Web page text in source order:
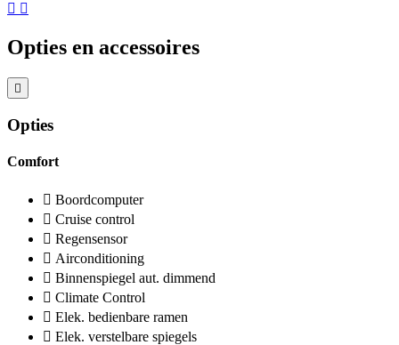
Opties en accessoires
Opties
Comfort
Boordcomputer
Cruise control
Regensensor
Airconditioning
Binnenspiegel aut. dimmend
Climate Control
Elek. bedienbare ramen
Elek. verstelbare spiegels